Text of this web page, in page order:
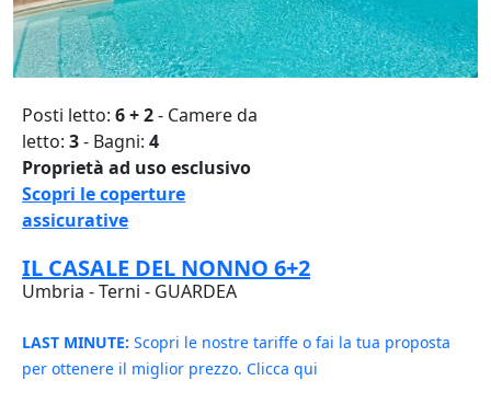
Posti letto: 6 + 2- Camere da
letto: 3- Bagni: 4
Proprietà ad uso esclusivo
Scopri le coperture
assicurative
IL CASALE DEL NONNO 6+2
Umbria - Terni - GUARDEA
LAST MINUTE: Scopri le nostre tariffe o fai la tua proposta
per ottenere il miglior prezzo. Clicca qui